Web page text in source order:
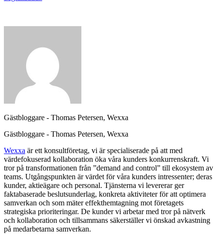
Gästbloggare - Thomas Petersen, Wexxa
Gästbloggare - Thomas Petersen, Wexxa
Wexxa är ett konsultföretag, vi är specialiserade på att med
värdefokuserad kollaboration öka våra kunders konkurrenskraft. Vi
tror på transformationen från ”demand and control” till ekosystem av
teams. Utgångspunkten är värdet för våra kunders intressenter; deras
kunder, aktieägare och personal. Tjänsterna vi levererar ger
faktabaserade beslutsunderlag, konkreta aktiviteter för att optimera
samverkan och som mäter effekthemtagning mot företagets
strategiska prioriteringar. De kunder vi arbetar med tror på nätverk
och kollaboration och tillsammans säkerställer vi önskad avkastning
på medarbetarna samverkan.